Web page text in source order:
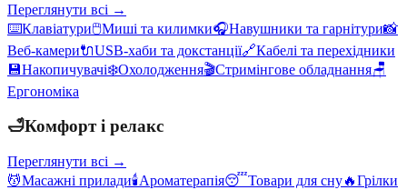
Переглянути всі →
⌨️Клавіатури🖱️Миші та килимки🎧Навушники та гарнітури📸
Веб-камери🔌USB-хаби та докстанції🔗Кабелі та перехідники
💾Накопичувачі❄️Охолодження🎬Стримінгове обладнання🪑
Ергономіка
🛁Комфорт і релакс
Переглянути всі →
💆Масажні прилади🕯️Ароматерапія😴Товари для сну🔥Грілки